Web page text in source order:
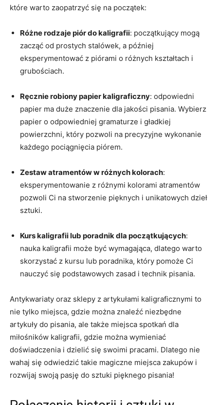
które warto zaopatrzyć się na ‌początek:
Różne ‍rodzaje ⁣piór‍ do kaligrafii: początkujący mogą
zacząć od prostych stalówek, a później
eksperymentować‌ z piórami ⁣o różnych⁣ kształtach i
grubościach.
Ręcznie ‍robiony papier kaligraficzny: odpowiedni
papier ma duże znaczenie dla ⁢jakości pisania. Wybierz
papier o ‌odpowiedniej ​gramaturze i‍ gładkiej
powierzchni, który pozwoli⁣ na precyzyjne wykonanie
każdego pociągnięcia piórem.
Zestaw atramentów w ⁢różnych kolorach:
eksperymentowanie z różnymi kolorami atramentów
pozwoli Ci na ⁤stworzenie pięknych i unikatowych ‌dzieł
sztuki.
Kurs kaligrafii lub poradnik dla początkujących:
nauka kaligrafii może być wymagająca,​ dlatego ‍warto⁤
skorzystać z kursu lub poradnika,⁤ który‍ pomoże ​Ci
nauczyć się podstawowych zasad i technik pisania.
Antykwariaty oraz sklepy⁤ z artykułami kaligraficznymi to
nie tylko miejsca, gdzie​ można znaleźć niezbędne
artykuły do pisania, ale także ⁢miejsca‍ spotkań dla
miłośników ⁢kaligrafii,‍ gdzie można wymieniać
doświadczenia i dzielić się swoimi⁣ pracami. ​Dlatego nie​
wahaj się odwiedzić takie magiczne miejsca zakupów i
rozwijaj swoją pasję do sztuki‌ pięknego pisania!